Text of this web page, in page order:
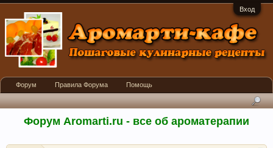
Вход
Форум Aromarti.ru - все об ароматерапии
Форум Правила Форума Помощь